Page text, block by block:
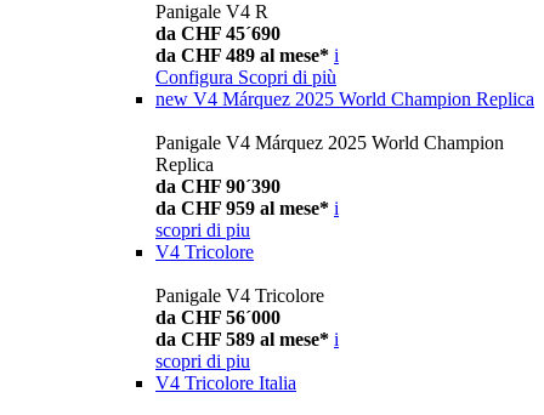
Panigale V4 R
da CHF 45´690
da CHF 489 al mese* i
Configura Scopri di più
new V4 Márquez 2025 World Champion Replica
Panigale V4 Márquez 2025 World Champion
Replica
da CHF 90´390
da CHF 959 al mese* i
scopri di piu
V4 Tricolore
Panigale V4 Tricolore
da CHF 56´000
da CHF 589 al mese* i
scopri di piu
V4 Tricolore Italia